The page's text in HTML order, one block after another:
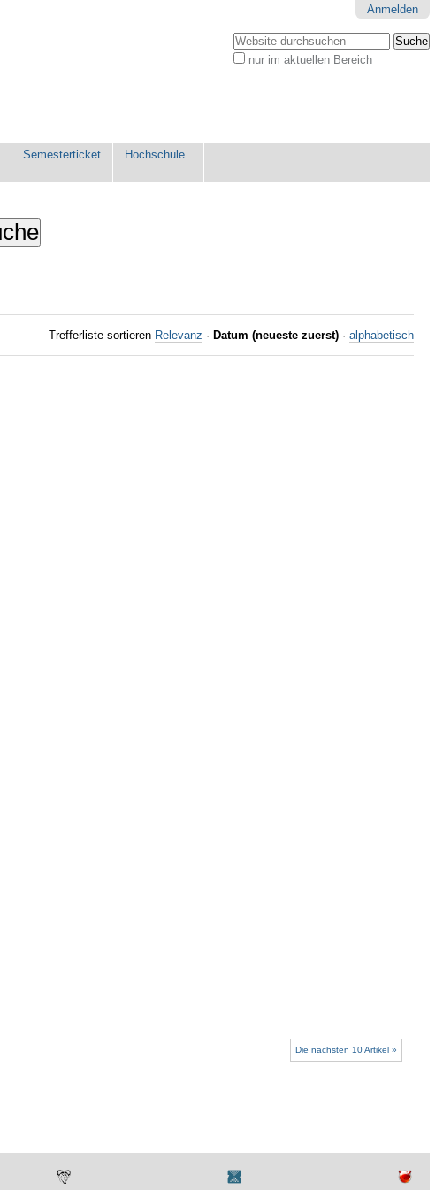
Anmelden
Website durchsuchen
nur im aktuellen Bereich
Semesterticket Hochschule
Trefferliste sortieren Relevanz · Datum (neueste zuerst) · alphabetisch
Die nächsten 10 Artikel »